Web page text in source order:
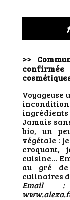
>>
Voyageuse
Jamais
bio, un
végétale :
croquant,
cuisine…
au gré
culinaires
Email :